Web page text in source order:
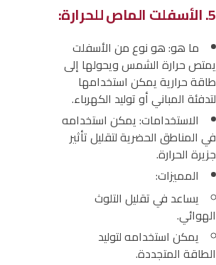
5. الأسفلت الماص للحرارة:
ما هو:هو نوع من الأسفلت
يمتص حرارة الشمس ويحولها إلى
طاقة حرارية يمكن استخدامها
لتدفئة المباني أو توليد الكهرباء.
الاستخدامات: يمكن استخدامه
في المناطق الحضرية لتقليل تأثير
جزيرة الحرارة.
المميزات:
يساعد في تقليل التلوث
الهوائي.
يمكن استخدامه لتوليد
الطاقة المتجددة.